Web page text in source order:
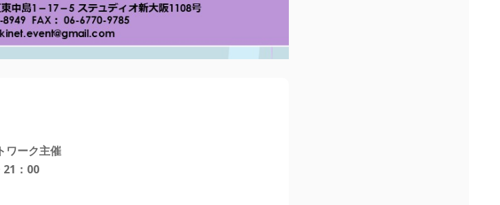
ワーク主催
：00